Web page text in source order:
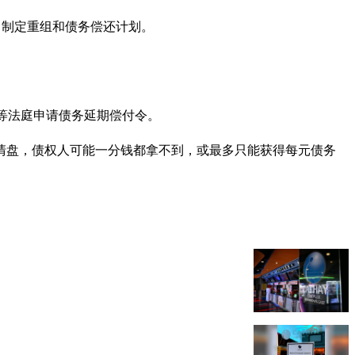
定重组和债务偿还计划。
法庭申请债务延期偿付令。
，债权人可能一分钱都拿不到，或最多只能获得每元债务